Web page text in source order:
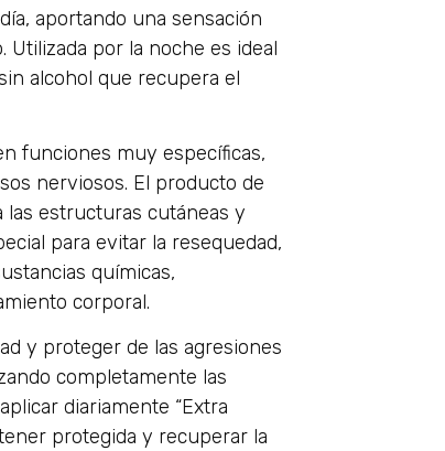
aportando una sensación
por la noche es ideal
alcohol que recupera el
funciones muy específicas,
nerviosos. El producto de
estructuras cutáneas y
para evitar la resequedad,
químicas,
corporal.
y proteger de las agresiones
completamente las
diariamente “Extra
protegida y recuperar la